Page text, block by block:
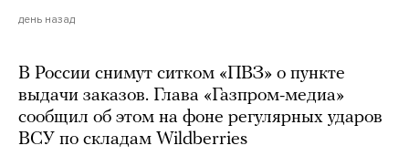
день назад
В России снимут ситком «ПВЗ» о пункте
выдачи заказов. Глава «Газпром-медиа»
сообщил об этом на фоне регулярных ударов
ВСУ по складам Wildberries